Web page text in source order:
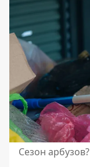
Сезон арбузов?